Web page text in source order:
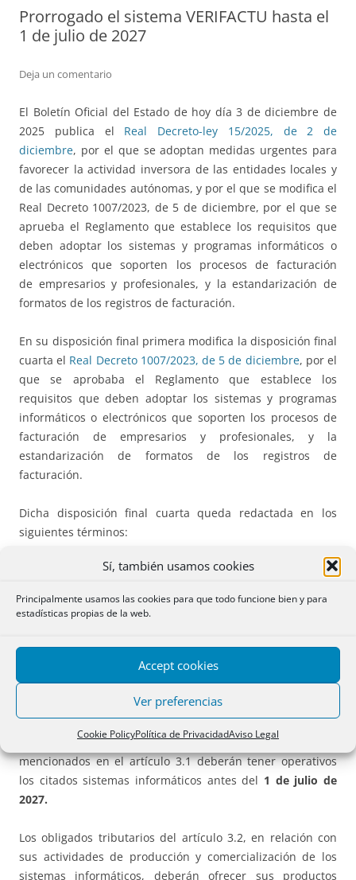
Sí, también usamos cookies
Principalmente usamos las cookies para que todo funcione bien y para
estadísticas propias de la web.
Accept cookies
Ver preferencias
Cookie PolicyPolítica de PrivacidadAviso Legal
Prorrogado el sistema VERIFACTU hasta el
1 de julio de 2027
Deja un comentario
El Boletín Oficial del Estado de hoy día 3 de diciembre de
2025 publica el Real Decreto-ley 15/2025, de 2 de
diciembre, por el que se adoptan medidas urgentes para
favorecer la actividad inversora de las entidades locales y
de las comunidades autónomas, y por el que se modifica el
Real Decreto 1007/2023, de 5 de diciembre, por el que se
aprueba el Reglamento que establece los requisitos que
deben adoptar los sistemas y programas informáticos o
electrónicos que soporten los procesos de facturación
de empresarios y profesionales, y la estandarización de
formatos de los registros de facturación.
En su disposición final primera modifica la disposición final
cuarta el Real Decreto 1007/2023, de 5 de diciembre, por el
que se aprobaba el Reglamento que establece los
requisitos que deben adoptar los sistemas y programas
informáticos o electrónicos que soporten los procesos de
facturación de empresarios y profesionales, y la
estandarización de formatos de los registros de
facturación.
Dicha disposición final cuarta queda redactada en los
siguientes términos:
«Disposición final cuarta. Entrada en vigor y efectos.
El presente real decreto y el reglamento entrarán en vigor
del Estado”. No obstante, los obligados tributarios a que se
refiere el artículo 3.1.a) [operaciones exentas de IVA]
deberán tener adaptados los sistemas informáticos a las
características y requisitos establecidos en este
reglamento y en su normativa de desarrollo antes del 1 de
enero de 2027. El resto de obligados tributarios
mencionados en el artículo 3.1 deberán tener operativos
los citados sistemas informáticos antes del 1 de julio de
2027.
Los obligados tributarios del artículo 3.2, en relación con
sus actividades de producción y comercialización de los
sistemas informáticos, deberán ofrecer sus productos